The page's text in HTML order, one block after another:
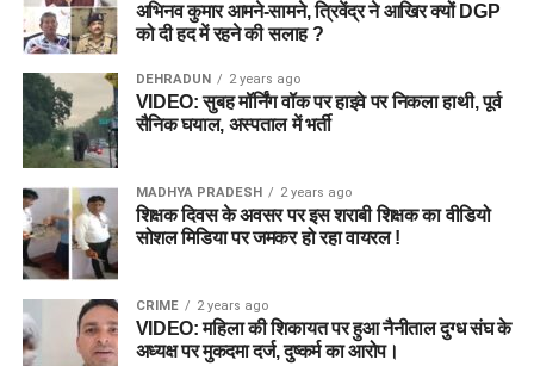
अभिनव कुमार आमने-सामने, त्रिवेंद्र ने आखिर क्यों DGP
को दी हद में रहने की सलाह ?
DEHRADUN 2 years ago
VIDEO: सुबह मॉर्निंग वॉक पर हाइवे पर निकला हाथी, पूर्व
सैनिक घयाल, अस्पताल में भर्ती
MADHYA PRADESH 2 years ago
शिक्षक दिवस के अवसर पर इस शराबी शिक्षक का वीडियो
सोशल मिडिया पर जमकर हो रहा वायरल !
CRIME 2 years ago
VIDEO: महिला की शिकायत पर हुआ नैनीताल दुग्ध संघ के
अध्यक्ष पर मुकदमा दर्ज, दुष्कर्म का आरोप।